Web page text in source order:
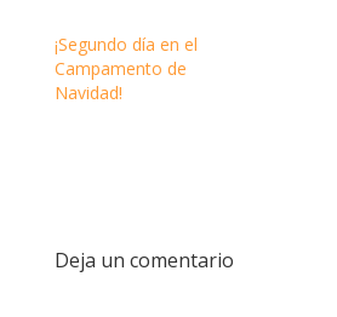
¡Segundo día en el
Campamento de
Navidad!
Deja un comentario